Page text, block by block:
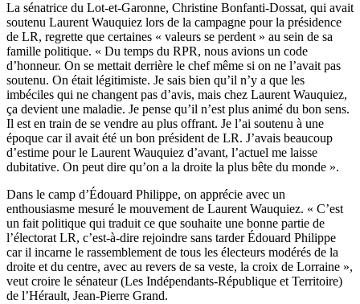
La sénatrice du Lot-et-Garonne, Christine Bonfanti-Dossat, qui avait
soutenu Laurent Wauquiez lors de la campagne pour la présidence
de LR, regrette que certaines « valeurs se perdent » au sein de sa
famille politique. « Du temps du RPR, nous avions un code
d’honneur. On se mettait derrière le chef même si on ne l’avait pas
soutenu. On était légitimiste. Je sais bien qu’il n’y a que les
imbéciles qui ne changent pas d’avis, mais chez Laurent Wauquiez,
ça devient une maladie. Je pense qu’il n’est plus animé du bon sens.
Il est en train de se vendre au plus offrant. Je l’ai soutenu à une
époque car il avait été un bon président de LR. J’avais beaucoup
d’estime pour le Laurent Wauquiez d’avant, l’actuel me laisse
dubitative. On peut dire qu’on a la droite la plus bête du monde ».
Dans le camp d’Édouard Philippe, on apprécie avec un
enthousiasme mesuré le mouvement de Laurent Wauquiez. « C’est
un fait politique qui traduit ce que souhaite une bonne partie de
l’électorat LR, c’est-à-dire rejoindre sans tarder Édouard Philippe
car il incarne le rassemblement de tous les électeurs modérés de la
droite et du centre, avec au revers de sa veste, la croix de Lorraine »,
veut croire le sénateur (Les Indépendants-République et Territoire)
de l’Hérault, Jean-Pierre Grand.